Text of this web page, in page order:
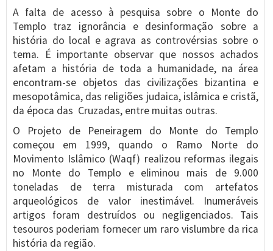
A falta de acesso à pesquisa sobre o Monte do
Templo traz ignorância e desinformação sobre a
história do local e agrava as controvérsias sobre o
tema. É importante observar que nossos achados
afetam a história de toda a humanidade, na área
encontram-se objetos das civilizações bizantina e
mesopotâmica, das religiões judaica, islâmica e cristã,
da época das Cruzadas, entre muitas outras.
O Projeto de Peneiragem do Monte do Templo
começou em 1999, quando o Ramo Norte do
Movimento Islâmico (Waqf) realizou reformas ilegais
no Monte do Templo e eliminou mais de 9.000
toneladas de terra misturada com artefatos
arqueológicos de valor inestimável. Inumeráveis
artigos foram destruídos ou negligenciados. Tais
tesouros poderiam fornecer um raro vislumbre da rica
história da região.